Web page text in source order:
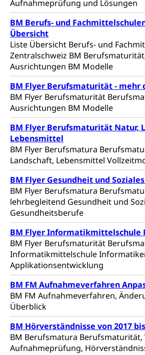
Aufnahmeprüfung und Lösungen
BM Berufs- und
Übersicht
Liste Übersicht Berufs- und
Zentralschweiz BM Berufsmaturität,
Ausrichtungen BM Modelle
BM Flyer Berufsmaturität - mehr
BM Flyer Berufsmaturität
Ausrichtungen BM Modelle
BM Flyer Berufsmaturität Natur,
Lebensmittel
BM Flyer Berufsmatura
Landschaft, Lebensmittel
BM Flyer Gesundheit und
BM Flyer Berufsmatura
lehrbegleitend Gesundheit und
Gesundheitsberufe
BM Flyer Informatikmittelschule
BM Flyer Berufsmaturität
Informatikmittelschule
Applikationsentwicklung
BM FM Aufnahmeverfahren
BM FM Aufnahmeverfahren,
Überblick
BM Hörverständnisse von 2017
BM Berufsmatura
Aufnahmeprüfung,
Zivilschutz
Staat und Recht
Gleichstellung von Frau und
Diskriminierung,
Gleichstellung aller
Lebensformen
Gleichstellung
Behinderungen
Schlichtungsbehörde
Zivilverfahren
Zivilrecht, Zivilrechtspflege,
Bezirksgerichte: Aufgaben
Kosten im
Betreibung und Konkurs
Bankrott, Schulden,
Schulden
Konkursämter
Demokratie
Regierungsform, Stimm- und
Stimmrecht, Abstimmungen,
Parteien, Grundfreiheiten,
Volksrechte
Kantonale Steuern
Finanzausgleich,
Personalsteuer, Haushaltssteuer,
Verrechnungssteuer, Quellensteuer,
Grundstückgewinnsteuer,
Handänderungssteuer, Grundsteuer,
Gewerbesteuer, Vergnügungssteuer,
Reklameplakatsteuer, Verkehrssteuer,
Erbschaftssteuer, Schenkungssteuer,
Kapitalsteuer
Steuern
Ombudsstellen